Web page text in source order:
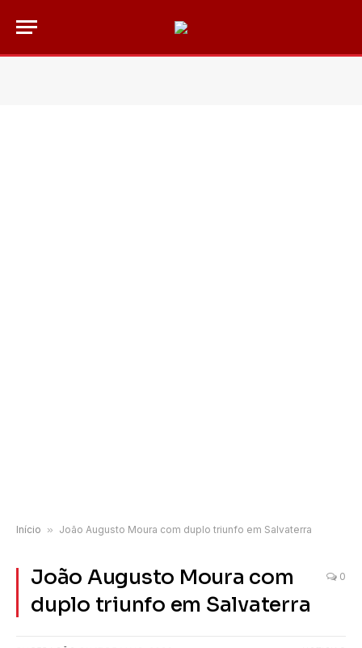
Início » João Augusto Moura com duplo triunfo em Salvaterra
João Augusto Moura com
duplo triunfo em Salvaterra
0